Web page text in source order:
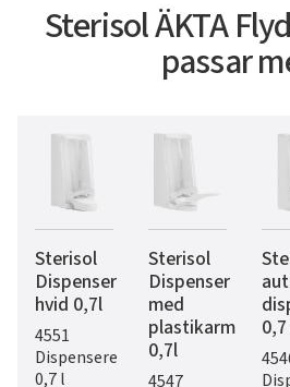
Sterisol ÄKTA
passar
Sterisol
Dispenser
hvid 0,7l
4551
Dispensere
0,7 l
Sterisol
Dispenser
med
plastikarm
0,7l
4547